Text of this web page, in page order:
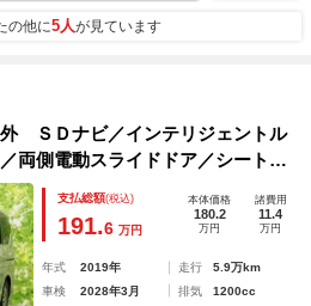
の他に5人が見ています
ＳＤナビ／インテリジェントル
両側電動スライドドア／シートヒ
ーモニター／車線逸脱防止支援
ドライブレコーダー 社外
支払総額(税込)
191.6 万円
本体価格
180.2
万円
諸費用
11.4
万円
年式 2019年 走行
5.9万km
車検
2028年3月 排気
1200cc